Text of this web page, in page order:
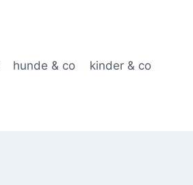
hunde & co kinder & co